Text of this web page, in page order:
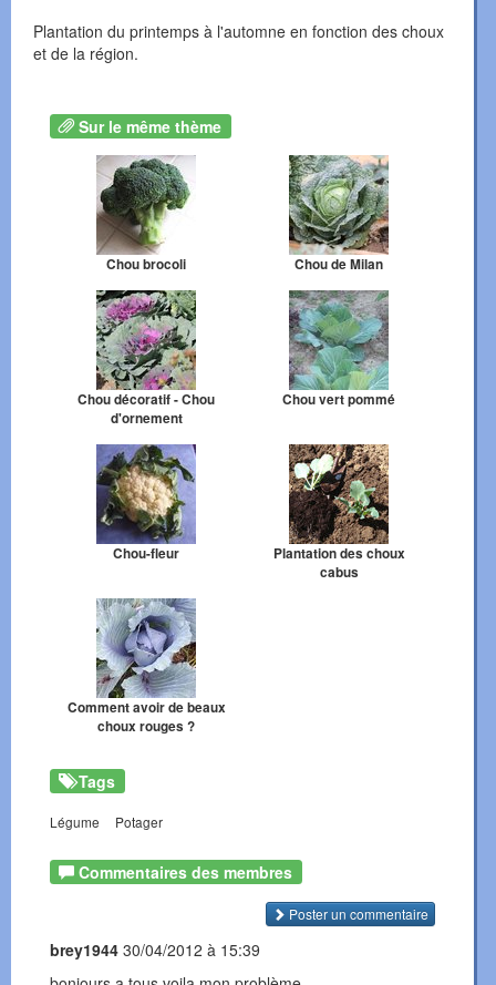
Plantation du printemps à l'automne en fonction des choux
et de la région.
Sur le même thème
Chou brocoli Chou de Milan
Chou décoratif - Chou
d'ornement
Chou vert pommé
Chou-fleur
Plantation des choux
cabus
Comment avoir de beaux
choux rouges ?
Tags
Légume Potager
Commentaires des membres
Poster un commentaire
brey1944 30/04/2012 à 15:39